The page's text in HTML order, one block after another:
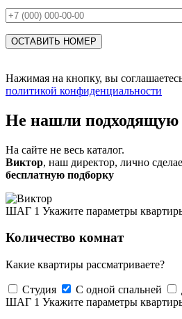
Нажимая на кнопку, вы
политикой конфиденциальности
Не нашли подходящую
На сайте не весь каталог.
Виктор, наш директор, лично
бесплатную подборку
ШАГ 1 Укажите параметры
Количество комнат
Какие квартиры рассматриваете?
Студия С одной спальней
ШАГ 1 Укажите параметры